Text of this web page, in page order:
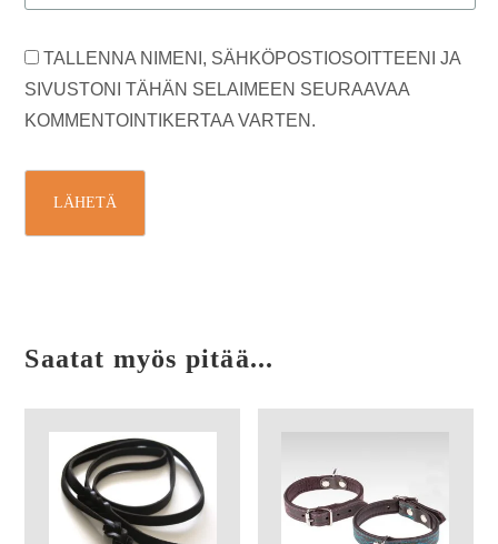
TALLENNA NIMENI, SÄHKÖPOSTIOSOITTEENI JA
SIVUSTONI TÄHÄN SELAIMEEN SEURAAVAA
KOMMENTOINTIKERTAA VARTEN.
Saatat myös pitää...